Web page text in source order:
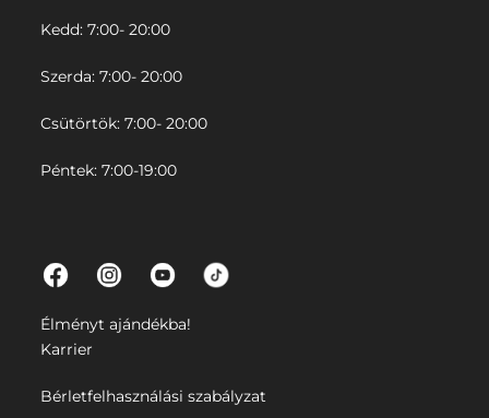
Kedd: 7:00- 20:00
Szerda: 7:00- 20:00
Csütörtök: 7:00- 20:00
Péntek: 7:00-19:00
Élményt ajándékba!
Karrier
Bérletfelhasználási szabályzat